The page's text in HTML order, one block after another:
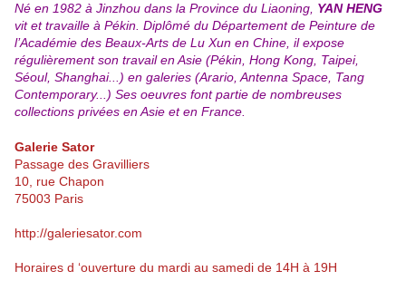
Né en 1982 à Jinzhou dans la Province du Liaoning, YAN HENG
vit et travaille à Pékin. Diplômé du Département de Peinture de
l’Académie des Beaux-Arts de Lu Xun en Chine, il expose
régulièrement son travail en Asie (Pékin, Hong Kong, Taipei,
Séoul, Shanghai...) en galeries (Arario, Antenna Space, Tang
Contemporary...) Ses oeuvres font partie de nombreuses
collections privées en Asie et en France.
Galerie Sator
Passage des Gravilliers
10, rue Chapon
75003 Paris
http://galeriesator.com
Horaires d ‘ouverture du mardi au samedi de 14H à 19H